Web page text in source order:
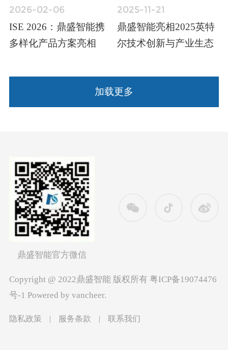
2026-02-06
ISE 2026：鼎盛智能携
多样化产品方案亮相
2025-11-21
鼎盛智能亮相2025英特
尔技术创新与产业生态
能数智化转型
加载更多
鼎盛智能官方微信
Copyright @ 2022鼎盛智能 版权所有 粤ICP备19074476
号-1 Powered by vancheer.
隐私政策 | 服务条款 | 联系我们